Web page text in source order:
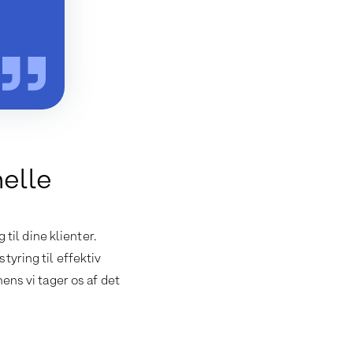
til dine klienter.
til effektiv
vi tager os af det